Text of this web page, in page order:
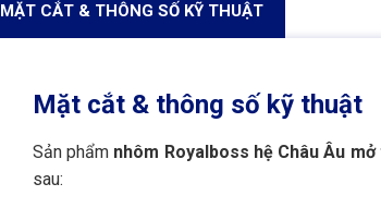
MẶT CẮT & THÔNG SỐ KỸ THUẬT
Mặt cắt & thông số kỹ thuật
Sản phẩm nhôm Royalboss hệ Châu Âu
sau: